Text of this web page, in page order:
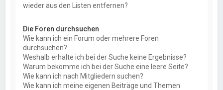
wieder aus den Listen entfernen?
Die Foren durchsuchen
Wie kann ich ein Forum oder mehrere Foren
durchsuchen?
Weshalb erhalte ich bei der Suche keine Ergebnisse?
Warum bekomme ich bei der Suche eine leere Seite?
Wie kann ich nach Mitgliedern suchen?
Wie kann ich meine eigenen Beiträge und Themen